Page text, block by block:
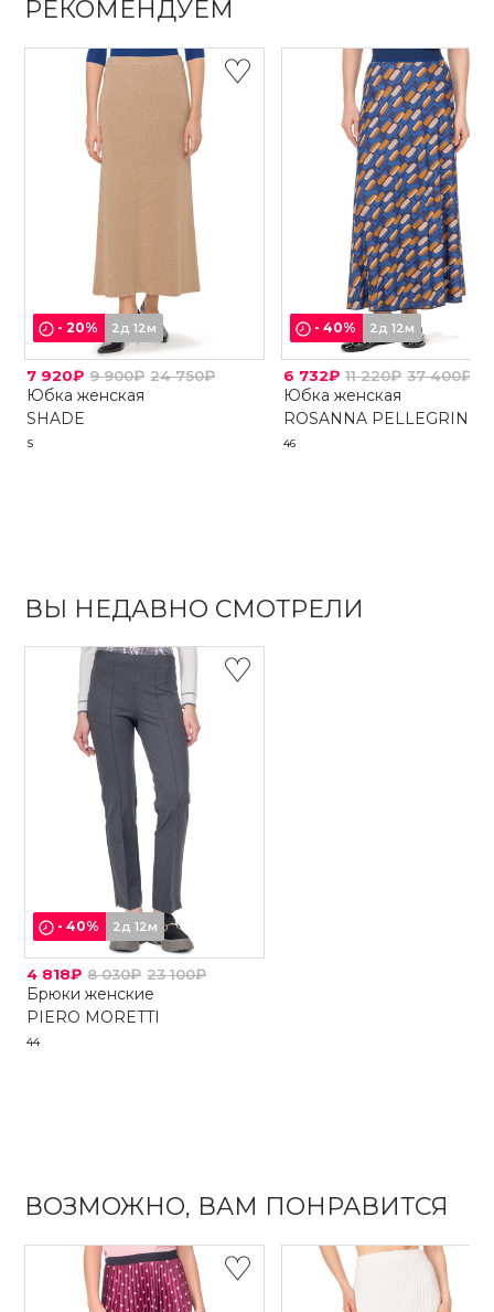
РЕКОМЕНДУЕМ
-20% 2д 12м
7 920₽ 9 900₽ 24 750₽
Юбка женская
SHADE
S
-40% 2д 12м
6 732₽ 11 220₽ 37 400₽
Юбка женская
ROSANNA PELLEGRINI
46
ВЫ НЕДАВНО СМОТРЕЛИ
-40% 2д 12м
4 818₽ 8 030₽ 23 100₽
Брюки женские
PIERO MORETTI
44
ВОЗМОЖНО, ВАМ ПОНРАВИТСЯ